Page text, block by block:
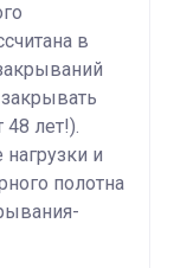
в
48 лет!).
и
полотна